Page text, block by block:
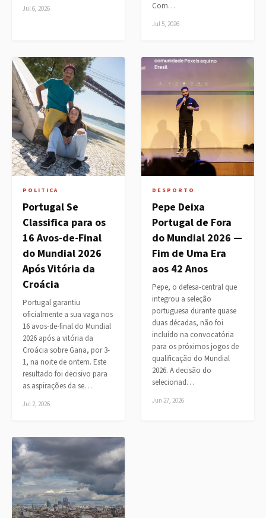
Jul 6, 2026
Com…
Jul 5, 2026
POLITICA
Portugal Se
Classifica para os
16 Avos-de-Final
do Mundial 2026
Após Vitória da
Croácia
Portugal garantiu
oficialmente a sua vaga nos
16 avos-de-final do Mundial
2026 após a vitória da
Croácia sobre Gana, por 3-
1, na noite de ontem. Este
resultado foi decisivo para
as aspirações da se…
Jul 2, 2026
DESPORTO
Pepe Deixa
Portugal de Fora
do Mundial 2026 —
Fim de Uma Era
aos 42 Anos
Pepe, o defesa-central que
integrou a seleção
portuguesa durante quase
duas décadas, não foi
incluído na convocatória
para os próximos jogos de
qualificação do Mundial
2026. A decisão do
selecionad…
Jun 27, 2026